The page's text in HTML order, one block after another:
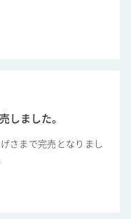
しました。
さまで完売となりまし